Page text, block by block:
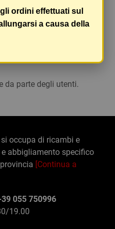
adeguatamente
ben protetti.
da parte degli utenti.
ordini effettuati sul
a causa della
occupa di ricambi e
abbigliamento specifico
[Continua a
055 750996
19.00